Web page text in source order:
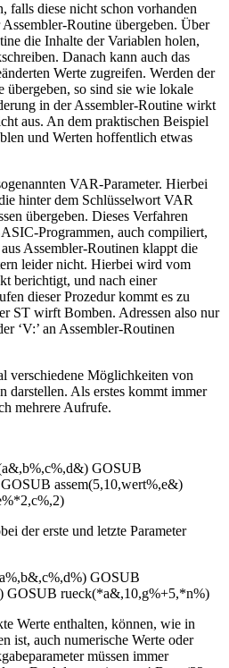
falls diese nicht schon vorhanden
Routine übergeben. Über
die Inhalte der Variablen holen,
Danach kann auch das
Werte zugreifen. Werden der
übergeben, so sind sie wie lokale
in der Assembler-Routine wirkt
aus. An dem praktischen Beispiel
und Werten hoffentlich etwas
VAR-Parameter. Hierbei
hinter dem Schlüsselwort VAR
übergeben. Dieses Verfahren
Programmen, auch compiliert,
Assembler-Routinen klappt die
leider nicht. Hierbei wird vom
berichtigt, und nach einer
dieser Prozedur kommt es zu
ST wirft Bomben. Adressen also nur
‘V:’ an Assembler-Routinen
verschiedene Möglichkeiten von
darstellen. Als erstes kommt immer
mehrere Aufrufe.
GOSUB
assem(5,10,wert%,e&)
der erste und letzte Parameter
GOSUB
rueck(*a&,10,g%+5,*n%)
Werte enthalten, können, wie in
ist, auch numerische Werte oder
müssen immer